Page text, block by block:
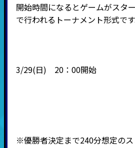
開始時間になるとゲームがスタ
で行われるトーナメント形式です
3/29(日) 20：00開始
※優勝者決定まで240分想定のス